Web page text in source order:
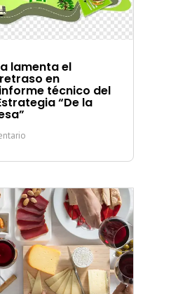
lamenta el
en
técnico del
“De la